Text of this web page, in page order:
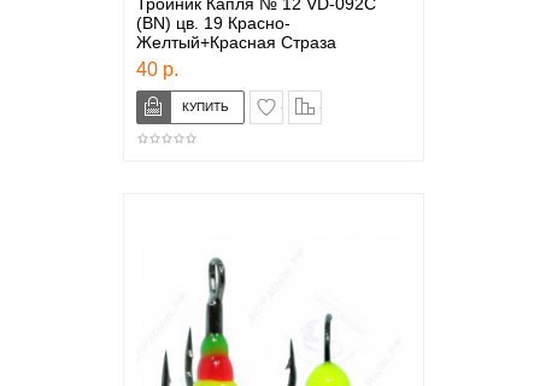
(BN) цв. 19 Красно-
Желтый+Красная Страза
40 р.
в закладки